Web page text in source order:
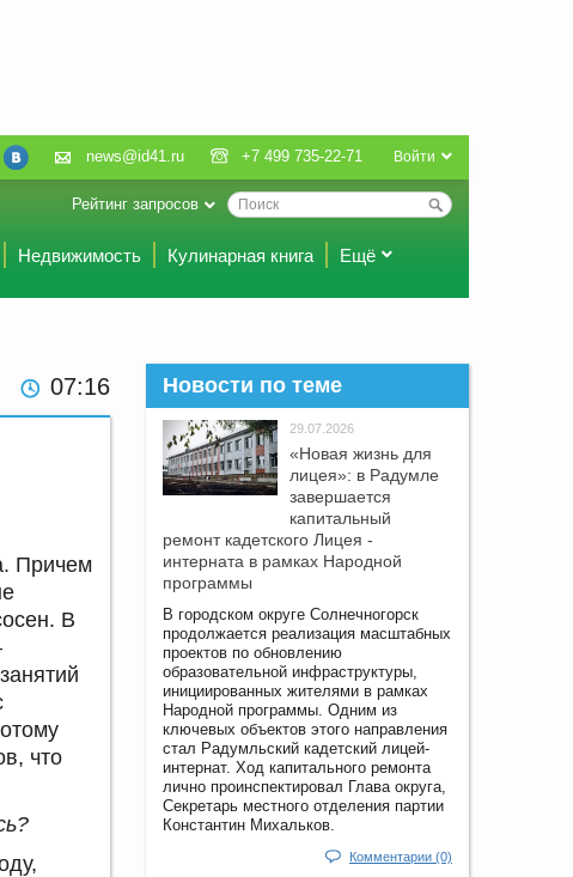
Войти
news@id41.ru +7 499 735-22-71
Рейтинг запросов
Недвижимость Кулинарная книга Ещё
07:16
Причем
В
что
Новости по теме
29.07.2026
«Новая жизнь для
лицея»: в Радумле
завершается
капитальный
ремонт кадетского Лицея -
интерната в рамках Народной
программы
В городском округе Солнечногорск
продолжается реализация масштабных
проектов по обновлению
образовательной инфраструктуры,
инициированных жителями в рамках
Народной программы. Одним из
ключевых объектов этого направления
стал Радумльский кадетский лицей-
интернат. Ход капитального ремонта
лично проинспектировал Глава округа,
Секретарь местного отделения партии
Константин Михальков.
Комментарии (0)